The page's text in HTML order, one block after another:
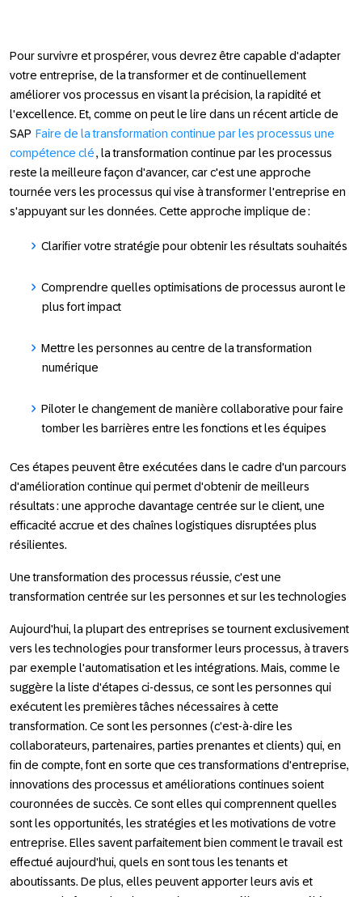
Pour survivre et prospérer, vous devrez être capable d'adapter
votre entreprise, de la transformer et de continuellement
améliorer vos processus en visant la précision, la rapidité et
l'excellence. Et, comme on peut le lire dans un récent article de
SAP Faire de la transformation continue par les processus une
compétence clé, la transformation continue par les processus
reste la meilleure façon d'avancer, car c'est une approche
tournée vers les processus qui vise à transformer l'entreprise en
s'appuyant sur les données. Cette approche implique de :
Clarifier votre stratégie pour obtenir les résultats souhaités
Comprendre quelles optimisations de processus auront le
plus fort impact
Mettre les personnes au centre de la transformation
numérique
Piloter le changement de manière collaborative pour faire
tomber les barrières entre les fonctions et les équipes
Ces étapes peuvent être exécutées dans le cadre d'un parcours
d'amélioration continue qui permet d'obtenir de meilleurs
résultats : une approche davantage centrée sur le client, une
efficacité accrue et des chaînes logistiques disruptées plus
résilientes.
Une transformation des processus réussie, c'est une
transformation centrée sur les personnes et sur les technologies
Aujourd'hui, la plupart des entreprises se tournent exclusivement
vers les technologies pour transformer leurs processus, à travers
par exemple l'automatisation et les intégrations. Mais, comme le
suggère la liste d'étapes ci-dessus, ce sont les personnes qui
exécutent les premières tâches nécessaires à cette
transformation.Ce sont les personnes (c'est-à-dire les
collaborateurs, partenaires, parties prenantes et clients) qui, en
fin de compte, font en sorte que ces transformations d'entreprise,
innovations des processus et améliorations continues soient
couronnées de succès. Ce sont elles qui comprennent quelles
sont les opportunités, les stratégies et les motivations de votre
entreprise. Elles savent parfaitement bien comment le travail est
effectué aujourd'hui, quels en sont tous les tenants et
aboutissants. De plus, elles peuvent apporter leurs avis et